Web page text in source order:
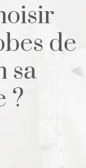
de
sa
?